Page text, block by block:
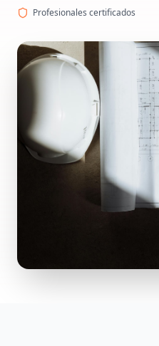
Profesionales certificados